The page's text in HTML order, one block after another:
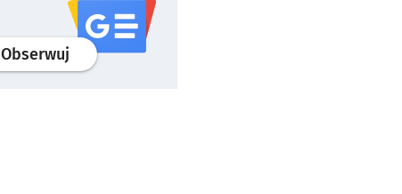
Obserwuj profilgoogle news